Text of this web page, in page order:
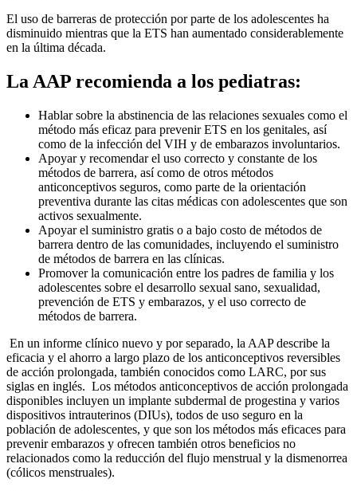
El uso de barreras de protección por parte de los adolescentes ha
disminuido mientras que la ETS han aumentado considerablemente
en la última década.
La AAP recomienda a los pediatras:
Hablar sobre la abstinencia de las relaciones sexuales como el
método más eficaz para prevenir ETS en los genitales, así
como de la infección del VIH y de embarazos involuntarios.
Apoyar y recomendar el uso correcto y constante de los
métodos de barrera, así como de otros métodos
anticonceptivos seguros, como parte de la orientación
preventiva durante las citas médicas con adolescentes que son
activos sexualmente.
Apoyar el suministro gratis o a bajo costo de métodos de
barrera dentro de las comunidades, incluyendo el suministro
de métodos de barrera en las clínicas.
Promover la comunicación entre los padres de familia y los
adolescentes sobre el desarrollo sexual sano, sexualidad,
prevención de ETS y embarazos, y el uso correcto de
métodos de barrera.
En un informe clínico nuevo y por separado, la AAP describe la
eficacia y el ahorro a largo plazo de los anticonceptivos reversibles
de acción prolongada, también conocidos como LARC, por sus
siglas en inglés. Los métodos anticonceptivos de acción prolongada
disponibles incluyen un implante subdermal de progestina y varios
dispositivos intrauterinos (DIUs), todos de uso seguro en la
población de adolescentes, y que son los métodos más eficaces para
prevenir embarazos y ofrecen también otros beneficios no
relacionados como la reducción del flujo menstrual y la dismenorrea
(cólicos menstruales).